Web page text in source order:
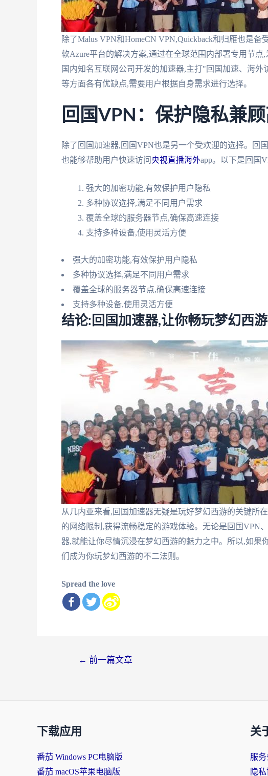
除了Malus VPN和HomeCN VPN,Quickback和归雁也是
软Azure平台的解决方案,通过在全球范围内部署专用节
国内知名互联网公司开发的加速器,主打"回国加速、海
等方面各有优缺点,需要用户根据自身需求进行选择。
回国VPN：保护隐私兼
除了回国加速器,回国VPN也是另一个受欢迎的选择。回
也能够帮助用户快速访问 央视直播海外app。以下是回国
强大的加密功能,有效保护用户隐私
多种协议选择,满足不同用户需求
覆盖全球的服务器节点,确保高速连接
支持多种设备,使用灵活方便
强大的加密功能,有效保护用户隐私
多种协议选择,满足不同用户需求
覆盖全球的服务器节点,确保高速连接
支持多种设备,使用灵活方便
结论:回国加速器,让你畅玩梦幻西游
从几内亚来看,回国加速器无疑是玩好梦幻西游的关键所
的网络限制,获得流畅稳定的游戏体验。无论是回国VPN
器,就能让你尽情沉浸在梦幻西游的魅力之中。所以,如果
们成为你玩梦幻西游的不二法则。
Spread the love
← 前一篇文章
下载应用
番茄 Windows PC电脑版
番茄 macOS苹果电脑版
关
服
隐